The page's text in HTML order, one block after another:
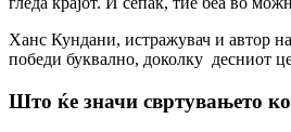
Ханс Кундани, истражувач и автор
победи буквално, доколку десниот
Што ќе значи свртувањето